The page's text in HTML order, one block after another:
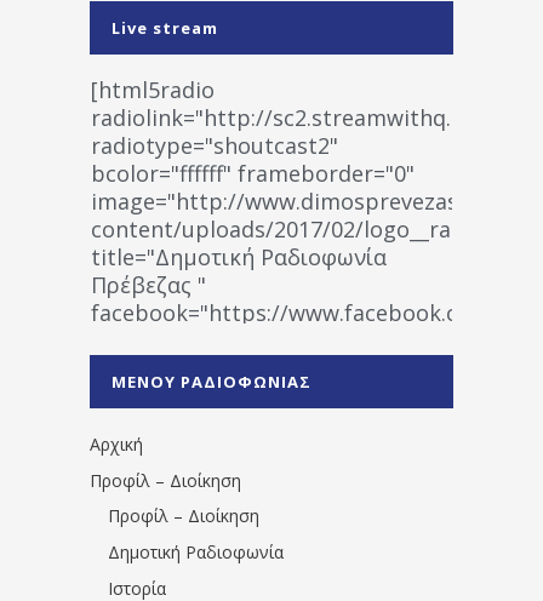
Live stream
[html5radio
radiolink="http://
radiotype="shoutcast2"
bcolor="ffffff" frameborder="0"
image="http://www.dimosprevezas.gr/wp-
content/uploads/2017/02/
title="Δημοτική Ραδιοφωνία
Πρέβεζας "
facebook="https://www.facebook.com/
1531194763766854/" artist="" ]
ΜΕΝΟΥ ΡΑΔΙΟΦΩΝΙΑΣ
Αρχική
Προφίλ – Διοίκηση
Προφίλ – Διοίκηση
Δημοτική Ραδιοφωνία
Ιστορία